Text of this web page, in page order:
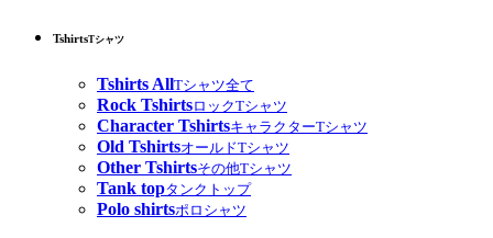
TshirtsTシャツ
Tshirts AllTシャツ全て
Rock TshirtsロックTシャツ
Character TshirtsキャラクターTシャツ
Old TshirtsオールドTシャツ
Other Tshirtsその他Tシャツ
Tank topタンクトップ
Polo shirtsポロシャツ